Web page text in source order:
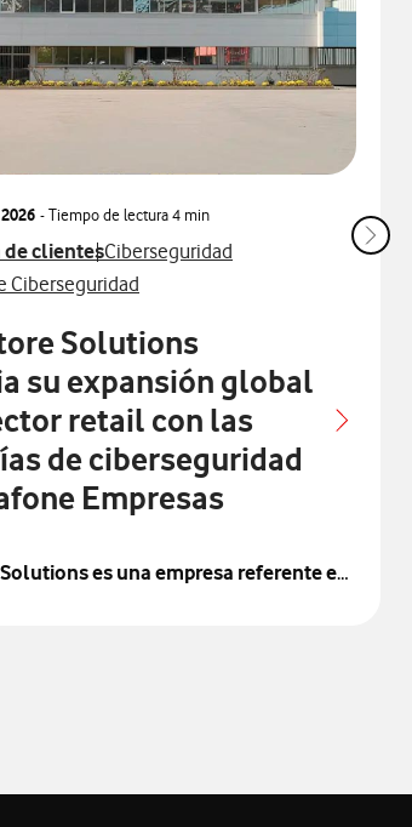
- Tiempo de lectura4 min
relacionados con
de clientesVer más artículos con
Ciberseguridad
con
Ciberseguridad
Solutions
su expansión global
retail con las
de ciberseguridad
Empresas
es una empresa referente en
La nueva sociedad recuperó a gran